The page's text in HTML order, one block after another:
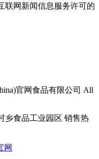
联网新闻信息服务许可的
官网食品有限公司 All
乡食品工业园区 销售热
网